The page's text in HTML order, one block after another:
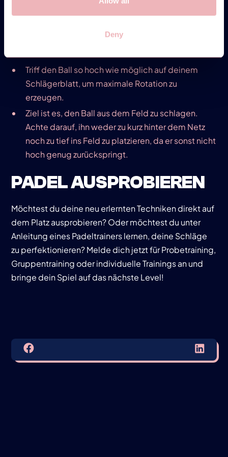
Deny
Der Spin-Smash ist ein aggressiver, offensiver
Triff den Ball so hoch wie möglich auf deinem
Schlägerblatt, um maximale Rotation zu
erzeugen.
Ziel ist es, den Ball aus dem Feld zu schlagen.
Achte darauf, ihn weder zu kurz hinter dem Netz
noch zu tief ins Feld zu platzieren, da er sonst nicht
hoch genug zurückspringt.
PADEL AUSPROBIEREN
Möchtest du deine neu erlernten Techniken direkt auf
dem Platz ausprobieren? Oder möchtest du unter
Anleitung eines Padeltrainers lernen, deine Schläge
zu perfektionieren? Melde dich jetzt fürProbetraining,
Gruppentraining oderindividuelle Trainingsan und
bringe dein Spiel auf das nächste Level!